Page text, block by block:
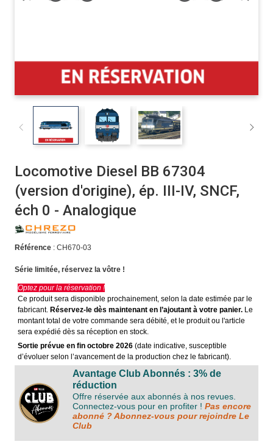
Locomotive Diesel BB 67304
(version d'origine), ép. III-IV, SNCF,
éch 0 - Analogique
Référence: CH670-03
Série limitée, réservez la vôtre !
Optez pour la réservation !
Ce produit sera disponible prochainement, selon la date estimée par le
fabricant. Réservez-le dès maintenant en l’ajoutant à votre panier. Le
montant total de votre commande sera débité, et le produit ou l'article
sera expédié dès sa réception en stock.
Sortie prévue en fin octobre 2026(date indicative, susceptible
d’évoluer selon l’avancement de la production chez le fabricant).
Avantage Club Abonnés : 3% de
réduction
Offre réservée aux abonnés à nos revues.
Connectez-vous pour en profiter ! Pas encore
abonné ? Abonnez-vous pour rejoindre Le
Club